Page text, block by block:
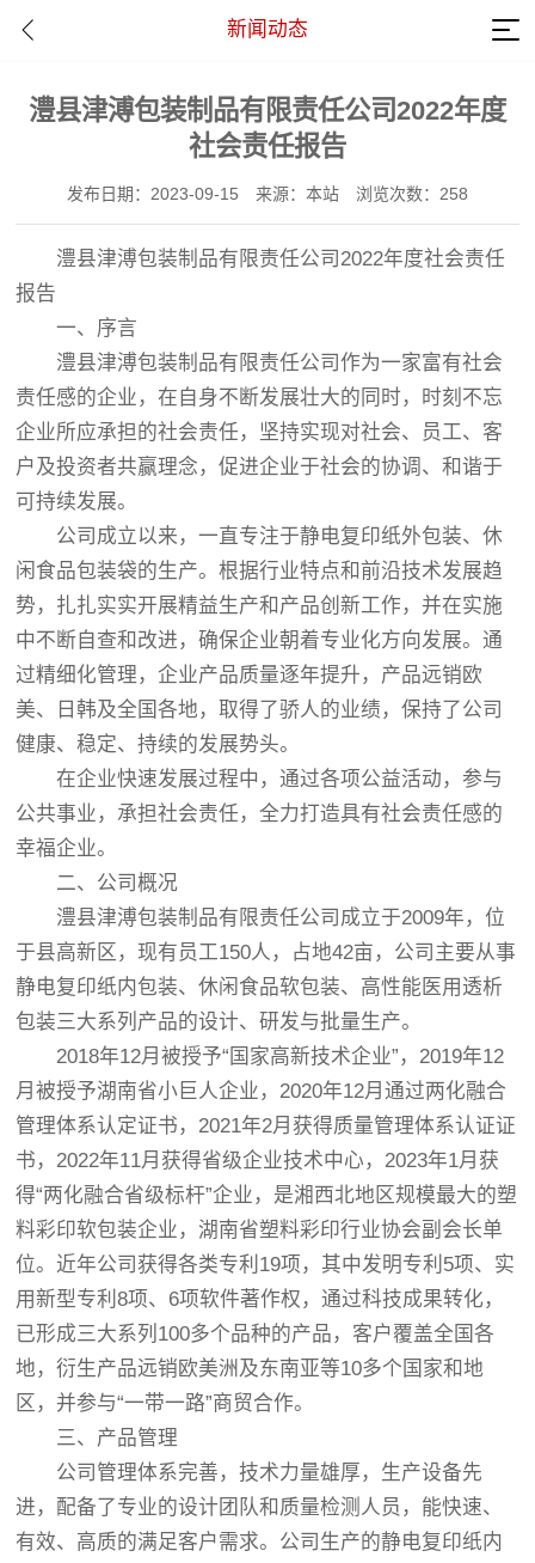
新闻动态
澧县津溥包装制品有限责任公司2022年度
社会责任报告
发布日期：2023-09-15 来源：本站 浏览次数：258
澧县津溥包装制品有限责任公司2022年度社会责任
报告
一、序言
澧县津溥包装制品有限责任公司作为一家富有社会
责任感的企业，在自身不断发展壮大的同时，时刻不忘
企业所应承担的社会责任，坚持实现对社会、员工、客
户及投资者共赢理念，促进企业于社会的协调、和谐于
可持续发展。
公司成立以来，一直专注于静电复印纸外包装、休
闲食品包装袋的生产。根据行业特点和前沿技术发展趋
势，扎扎实实开展精益生产和产品创新工作，并在实施
中不断自查和改进，确保企业朝着专业化方向发展。通
过精细化管理，企业产品质量逐年提升，产品远销欧
美、日韩及全国各地，取得了骄人的业绩，保持了公司
健康、稳定、持续的发展势头。
在企业快速发展过程中，通过各项公益活动，参与
公共事业，承担社会责任，全力打造具有社会责任感的
幸福企业。
二、公司概况
澧县津溥包装制品有限责任公司成立于2009年，位
于县高新区，现有员工150人，占地42亩，公司主要从事
静电复印纸内包装、休闲食品软包装、高性能医用透析
包装三大系列产品的设计、研发与批量生产。
2018年12月被授予“国家高新技术企业”，2019年12
月被授予湖南省小巨人企业，2020年12月通过两化融合
管理体系认定证书，2021年2月获得质量管理体系认证证
书，2022年11月获得省级企业技术中心，2023年1月获
得“两化融合省级标杆”企业，是湘西北地区规模最大的塑
料彩印软包装企业，湖南省塑料彩印行业协会副会长单
位。近年公司获得各类专利19项，其中发明专利5项、实
用新型专利8项、6项软件著作权，通过科技成果转化，
已形成三大系列100多个品种的产品，客户覆盖全国各
地，衍生产品远销欧美洲及东南亚等10多个国家和地
区，并参与“一带一路”商贸合作。
三、产品管理
公司管理体系完善，技术力量雄厚，生产设备先
进，配备了专业的设计团队和质量检测人员，能快速、
有效、高质的满足客户需求。公司生产的静电复印纸内